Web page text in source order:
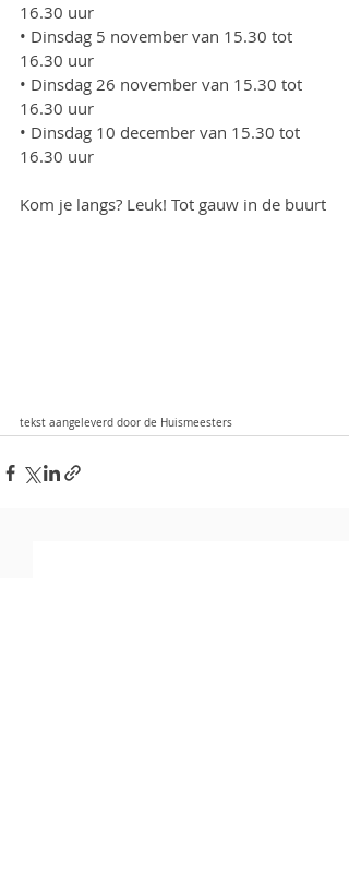
16.30 uur
• Dinsdag 5 november van 15.30 tot
16.30 uur
• Dinsdag 26 november van 15.30 tot
16.30 uur
• Dinsdag 10 december van 15.30 tot
16.30 uur
Kom je langs? Leuk! Tot gauw in de buurt
tekst aangeleverd door de Huismeesters